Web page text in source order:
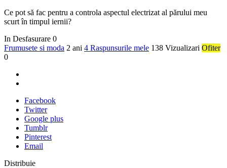
Ce pot să fac pentru a controla aspectul electrizat al părului meu
scurt în timpul iernii?
In Desfasurare 0
Frumusete si moda 2 ani 4 Raspunsurile mele 138 Vizualizari Ofiter
0
Facebook
Twitter
Google plus
Tumblr
Pinterest
Email
Distribuie